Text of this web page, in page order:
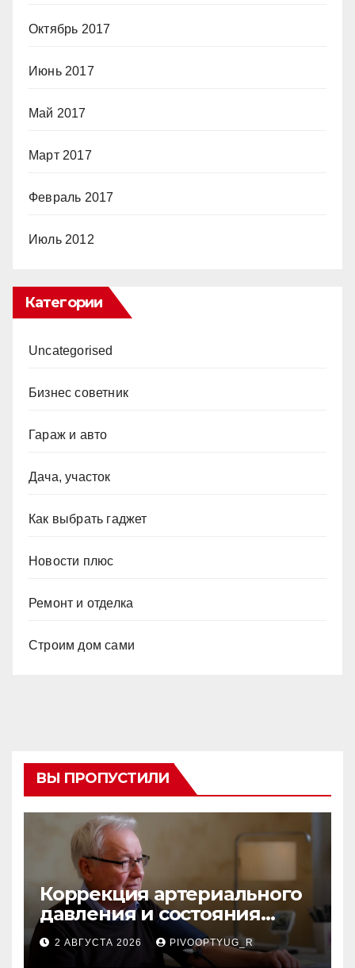
Октябрь 2017
Июнь 2017
Май 2017
Март 2017
Февраль 2017
Июль 2012
Категории
Uncategorised
Бизнес советник
Гараж и авто
Дача, участок
Как выбрать гаджет
Новости плюс
Ремонт и отделка
Строим дом сами
ВЫ ПРОПУСТИЛИ
Коррекция артериального
давления и состояния
сосудов в профилактике
инсульта
2 АВГУСТА 2026 PIVOOPTYUG_R